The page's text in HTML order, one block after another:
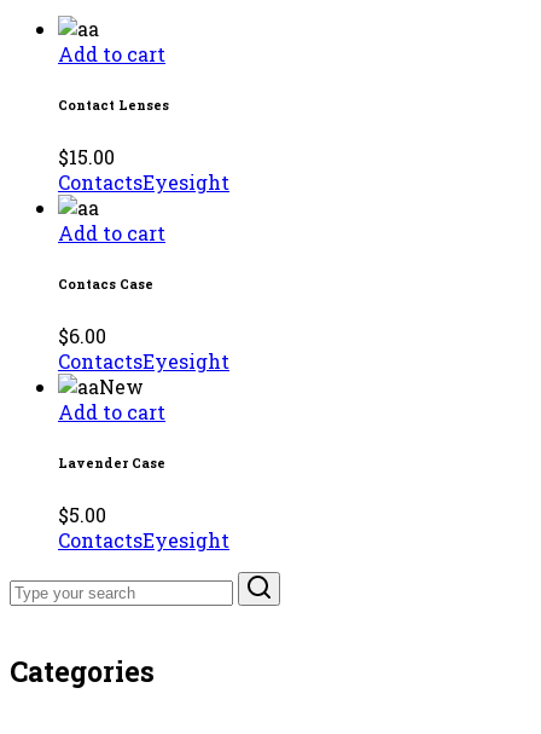
Add to cart
Contact Lenses
$15.00
ContactsEyesight
Add to cart
Contacs Case
$6.00
ContactsEyesight
New
Add to cart
Lavender Case
$5.00
ContactsEyesight
Search
for:
Categories